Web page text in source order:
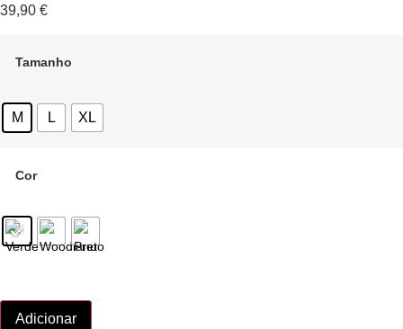
39,90 €
Tamanho
M L XL
Cor
Adicionar